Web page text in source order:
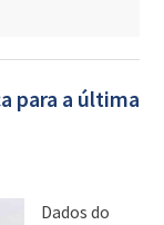
para a última
Dados do